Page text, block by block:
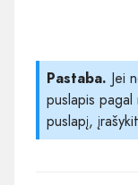
Pastaba. Jei
puslapis
puslapį,